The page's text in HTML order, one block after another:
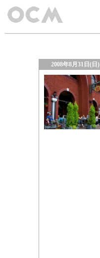
2008年8月31日(日)